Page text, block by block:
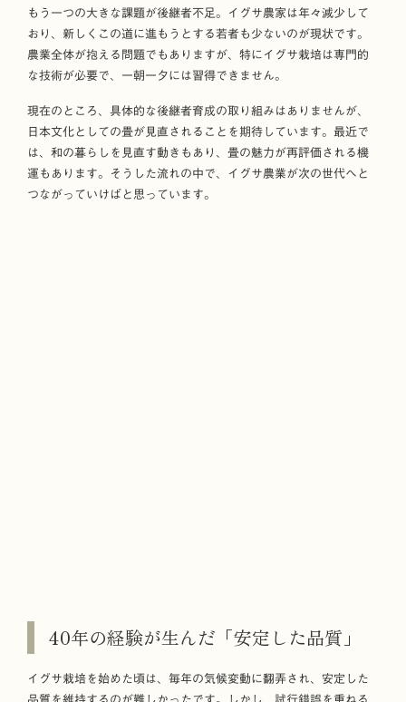
もう一つの大きな課題が後継者不足。イグサ農家は年々減少して
おり、新しくこの道に進もうとする若者も少ないのが現状です。
農業全体が抱える問題でもありますが、特にイグサ栽培は専門的
な技術が必要で、一朝一夕には習得できません。
現在のところ、具体的な後継者育成の取り組みはありませんが、
日本文化としての畳が見直されることを期待しています。最近で
は、和の暮らしを見直す動きもあり、畳の魅力が再評価される機
運もあります。そうした流れの中で、イグサ農業が次の世代へと
つながっていけばと思っています。
40年の経験が生んだ「安定した品質」
イグサ栽培を始めた頃は、毎年の気候変動に翻弄され、安定した